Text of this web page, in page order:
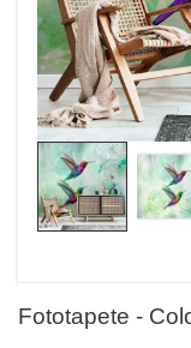
Fototapete -